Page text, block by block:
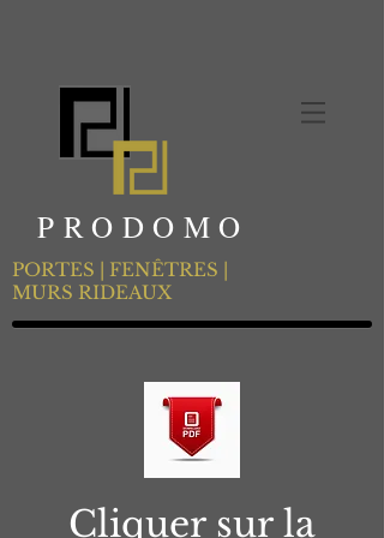
PRODOMO
PORTES | FENÊTRES |
MURS RIDEAUX
Cliquer sur la